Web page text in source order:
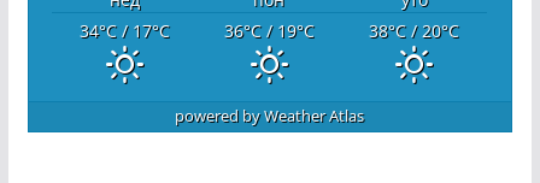
34°C/ 17°C 36°C/ 19°C 38°C/ 20°C
powered byWeather Atlas